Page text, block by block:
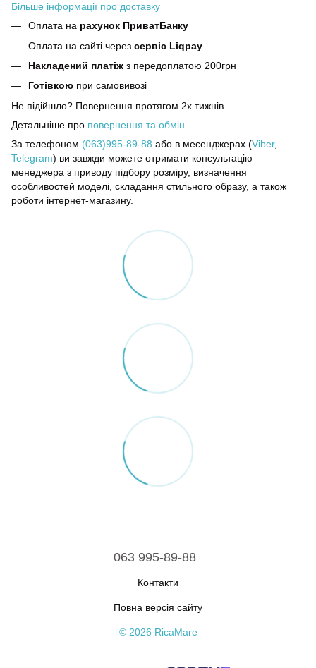
Більше інформації про доставку
Оплата на рахунок ПриватБанку
Оплата на сайті через сервіс Liqpay
Накладений платіж з передоплатою 200грн
Готівкою при самовивозі
Не підійшло? Повернення протягом 2х тижнів.
Детальніше про повернення та обмін
За телефоном (063)995-89-88 або в месенджерах (Viber,
Telegram) ви завжди можете отримати консультацію
менеджера з приводу підбору розміру, визначення
особливостей моделі, складання стильного образу, а також
роботи інтернет-магазину.
063 995-89-88
Контакти
Повна версія сайту
© 2026 RicaMare